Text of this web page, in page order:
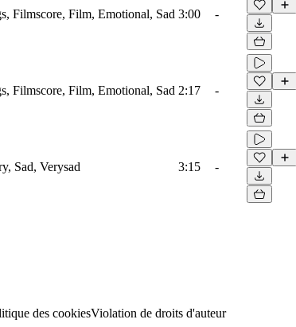
Filmscore, Film, Emotional, Sad 3:00 -
Filmscore, Film, Emotional, Sad 2:17 -
Sad, Verysad 3:15 -
des cookiesViolation de droits d'auteur